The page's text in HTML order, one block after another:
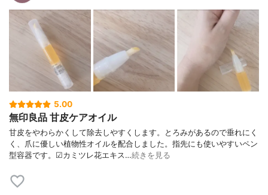
5.00
無印良品 甘皮ケアオイル
甘皮をやわらかくして除去しやすくします。とろみがあるので垂れにく
く、爪に優しい植物性オイルを配合しました。指先にも使いやすいペン
型容器です。☑︎カミツレ花エキス…続きを見る